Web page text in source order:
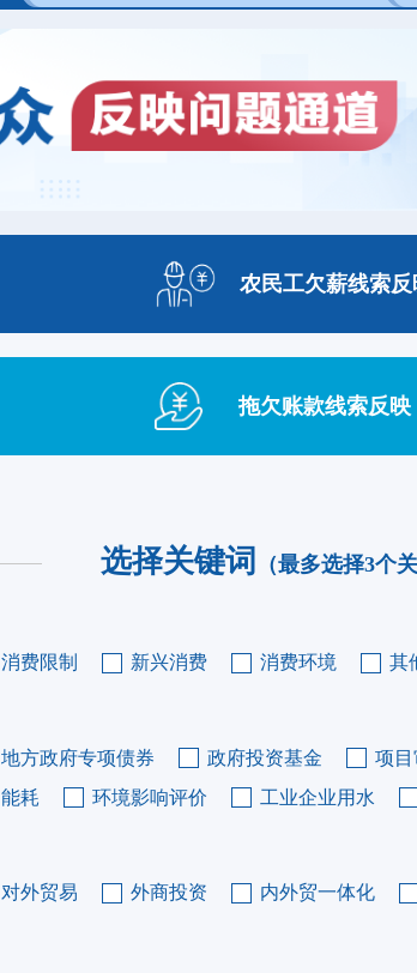
农民工欠薪线索反
拖欠账款线索反映
选择关键词 （最多选择3个
消费限制 新兴消费 消费环境 其
地方政府专项债券 政府投资基金 项
能耗
环境影响评价 工业企业用水
对外贸易 外商投资 内外贸一体化